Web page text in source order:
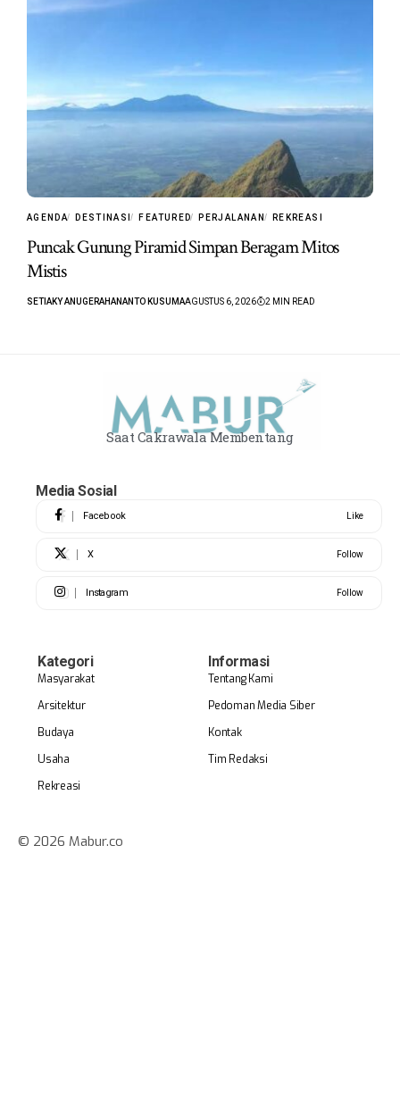
AGENDA DESTINASI FEATURED PERJALANAN REKREASI
Puncak Gunung Piramid Simpan Beragam Mitos
Mistis
SETIAKY ANUGERAHANANTO KUSUMAAGUSTUS 6, 2026 2 MIN READ
Saat Cakrawala Membentang
Media Sosial
Facebook Like
X Follow
Instagram Follow
Kategori
Masyarakat
Arsitektur
Budaya
Usaha
Rekreasi
Informasi
Tentang Kami
Pedoman Media Siber
Kontak
Tim Redaksi
© 2026 Mabur.co